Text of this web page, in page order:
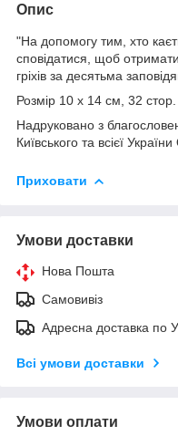
Опис
"На допомогу тим, хто
сповідатися, щоб
гріхів за десятьма
Розмір 10 х 14 см, 32 стор.
Надруковано з
Київського та всієї
Приховати
Умови доставки
Нова Пошта
Самовивіз
Адресна доставка по
Всі умови доставки
Умови оплати